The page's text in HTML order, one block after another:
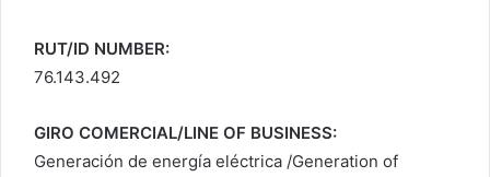
RUT/ID NUMBER:
76.143.492
GIRO COMERCIAL/LINE OF BUSINESS:
Generación de energía eléctrica /Generation of